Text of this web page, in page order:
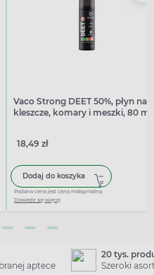
Vaco Strong DEET 50%, płyn na
kleszcze, komary i meszki, 80 ml
18,49 zł
Dodaj do koszyka
Podana cena jest ceną maksymalną
Dowiedz się więcej
aptece
20 tys.
Szeroki